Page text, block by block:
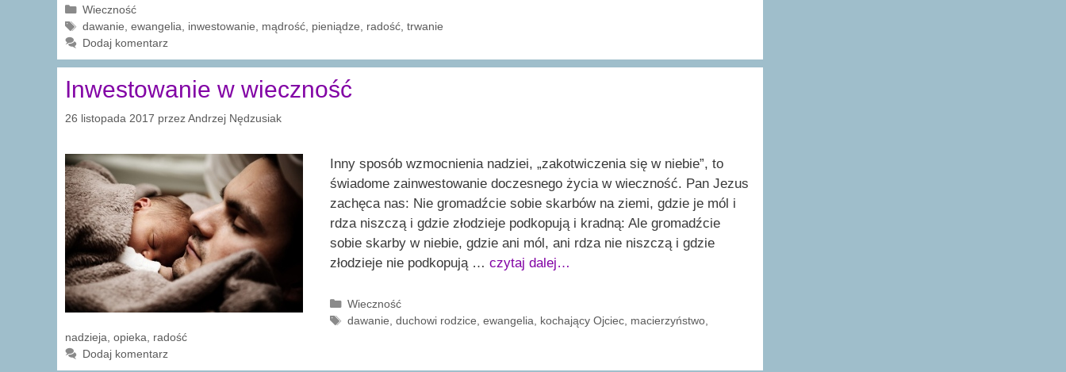
Kategorie
Wieczność
Tagi
dawanie, ewangelia, inwestowanie, mądrość, pieniądze, radość, trwanie
Dodaj komentarz
Inwestowanie w wieczność
26 listopada 2017 przezAndrzej Nędzusiak
Inny sposób wzmocnienia nadziei, „zakotwiczenia się w niebie”, to
świadome zainwestowanie doczesnego życia w wieczność. Pan Jezus
zachęca nas: Nie gromadźcie sobie skarbów na ziemi, gdzie je mól i
rdza niszczą i gdzie złodzieje podkopują i kradną: Ale gromadźcie
sobie skarby w niebie, gdzie ani mól, ani rdza nie niszczą i gdzie
złodzieje nie podkopują … czytaj dalej…
Kategorie
Wieczność
Tagi
dawanie duchowi rodzice ewangelia kochający Ojciec, macierzyństwo,
nadzieja opieka
radość
Dodaj komentarz